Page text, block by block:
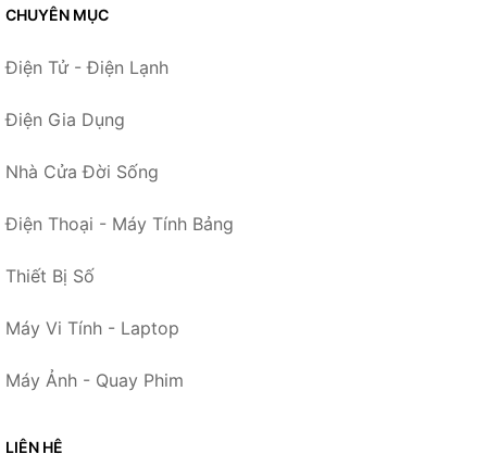
CHUYÊN MỤC
Điện Tử - Điện Lạnh
Điện Gia Dụng
Nhà Cửa Đời Sống
Điện Thoại - Máy Tính Bảng
Thiết Bị Số
Máy Vi Tính - Laptop
Máy Ảnh - Quay Phim
LIÊN HỆ